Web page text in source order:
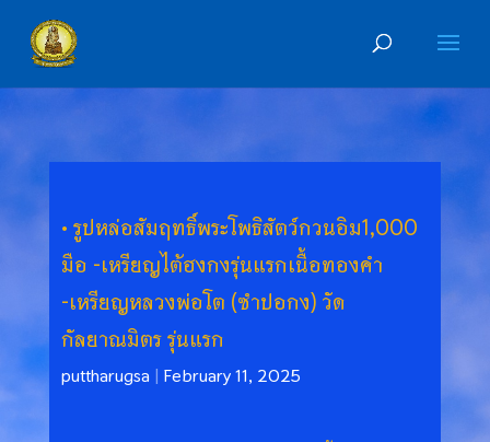
รูปหล่อสัมฤทธิ์พระโพธิสัตว์กวนอิม1,000
มือ -เหรียญไต้ฮงกงรุ่นแรกเนื้อทองคำ
-เหรียญหลวงพ่อโต (ซำปอกง) วัด
กัลยาณมิตร รุ่นแรก
puttharugsa | February 11, 2025